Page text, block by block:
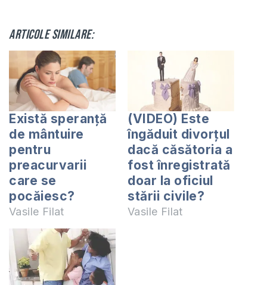
Articole similare:
Există speranță
de mântuire
pentru
preacurvarii
care se
pocăiesc?
Vasile Filat
(VIDEO) Este
îngăduit divorțul
dacă căsătoria a
fost înregistrată
doar la oficiul
stării civile?
Vasile Filat